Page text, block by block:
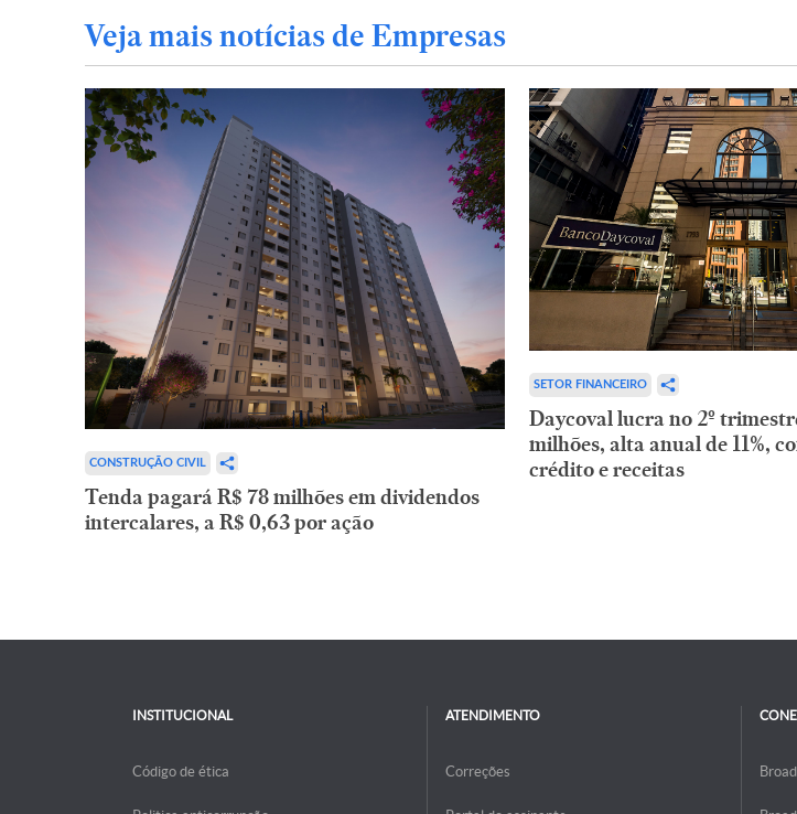
Veja mais notícias de Empresas
CONSTRUÇÃO CIVIL
Tenda pagará R$ 78 milhões em dividendos
intercalares, a R$ 0,63 por ação
SETOR FINANCEIRO
Daycoval lucra no 2º
milhões, alta anual de 11%,
crédito e receitas
INSTITUCIONAL
Código de ética
ATENDIMENTO
Correções